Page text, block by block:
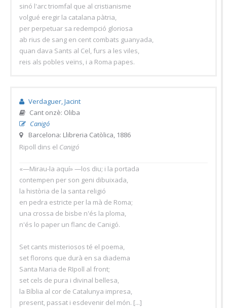
sinó l'arc triomfal que al cristianisme
volgué eregir la catalana pàtria,
per perpetuar sa redempció gloriosa
ab rius de sang en cent combats guanyada,
quan dava Sants al Cel, furs a les viles,
reis als pobles veïns, i a Roma papes.
Verdaguer, Jacint
Cant onzè: Oliba
Canigó
Barcelona: Llibreria Catòlica, 1886
Ripoll dins el Canigó
«—Mirau-la aquí» —los diu; i la portada
contempen per son geni dibuixada,
la història de la santa religió
en pedra estricte per la mà de Roma;
una crossa de bisbe n'és la ploma,
n'és lo paper un flanc de Canigó.
Set cants misteriosos té el poema,
set florons que durà en sa diadema
Santa Maria de RIpoll al front;
set cels de pura i divinal bellesa,
la Bíblia al cor de Catalunya impresa,
present, passat i esdevenir del món. [...]